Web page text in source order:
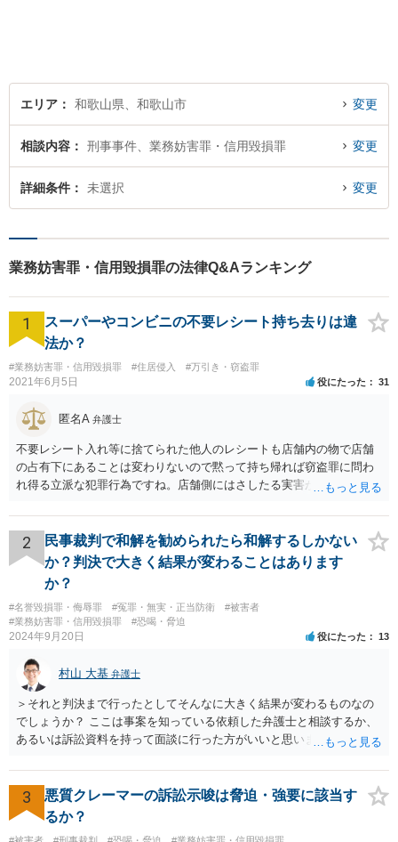
エリア 和歌山県、和歌山市 変更
相談内容 刑事事件、業務妨害罪・信用毀損罪 変更
詳細条件 未選択 変更
業務妨害罪・信用毀損罪の法律Q&Aランキング
1
スーパーやコンビニの不要レシート持ち去りは違
法か？
#業務妨害罪・信用毀損罪 #住居侵入 #万引き・窃盗罪
2021年6月5日 役にたった 31
匿名A 弁護士
不要レシート入れ等に捨てられた他人のレシートも店舗内の物で店舗
の占有下にあることは変わりないので黙って持ち帰れば窃盗罪に問わ
れ得る立派な犯罪行為ですね。店舗側にはさしたる実害がない以上、
るリスクは低いと思いますが、万が一検挙された場合のこと等を考え
て自重すべきです。 なお、他人のレシートを使ってキャンペーンに応
募してポイント等を詐取する行為については度を越せば電子計算機使
用詐欺等で検挙されるリスクがそれなりにあるかと存じます。キャン
ペーンの主催者に対しては実害を与えているわけですので、主催者か
ら被害申告等される可能性は十分あるかと存じます。
2
民事裁判で和解を勧められたら和解するしかない
か？判決で大きく結果が変わることはあります
か？
#名誉毀損罪・侮辱罪 #冤罪・無実・正当防衛
#被害者
#業務妨害罪・信用毀損罪
#恐喝・脅迫
2024年9月20日 役にたった 13
村山 大基 弁護士
＞それと判決まで行ったとしてそんなに大きく結果が変わるものなの
でしょうか？ ここは事案を知っている依頼した弁護士と相談するか、
あるいは訴訟資料を持って面談に行った方がいいと思います。 和解
す）に基づいて 提案されるもので、応じない場合提示案より上がった
り下がったりはありえます。 例えば、原告としては判決だともっと下
がるかもしれないから応じておくか、とか 被告としては判決でもっと
払うことになるリスクを考えたら和解に応じるか、とか考えさせるよ
3
悪質クレーマーの訴訟示唆は脅迫・強要に該当す
るか？